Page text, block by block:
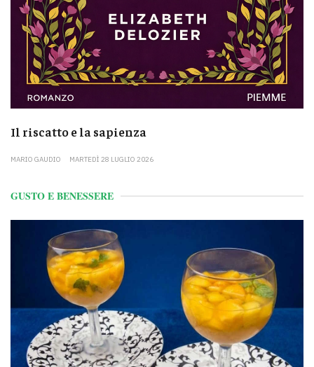
Il riscatto e la sapienza
MARIO GAUDIO MARTEDÌ 28 LUGLIO 2026
GUSTO E BENESSERE